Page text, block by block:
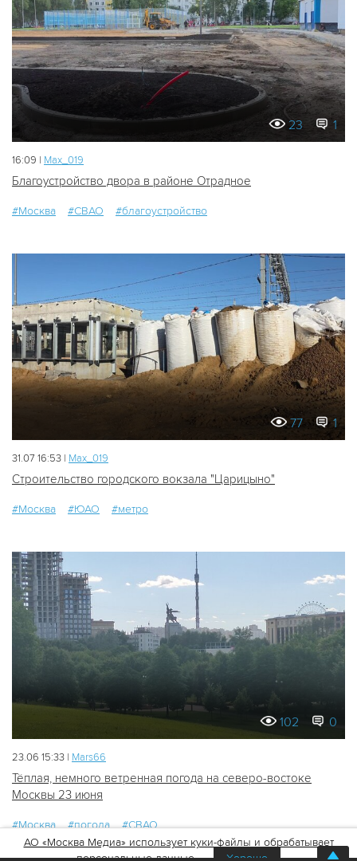
23 1
16:09 | Мах_019
Благоустройство двора в районе Отрадное
#Москва #СВАО #благоустройство
77 1
31.07 16:53 | Мах_019
Строительство городского вокзала "Царицыно"
#Москва #ЮАО #метро
102 0
23.06 15:33 | Mars66
Тёплая, немного ветренная погода на северо-востоке
Москвы 23 июня
#Москва #погода
#СВАО
АО «Москва Медиа» использует куки-файлы и обрабатывает
персональные данные
Хорошо